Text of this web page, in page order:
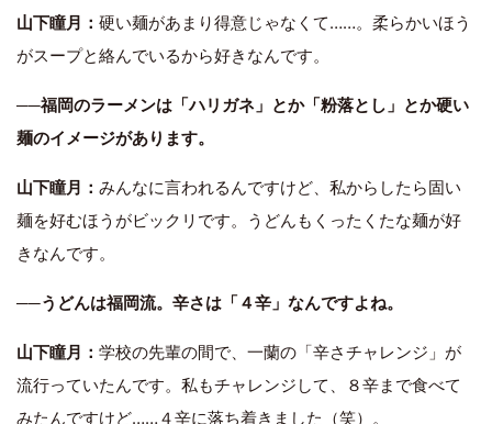
山下瞳月： 硬い麺があまり得意じゃなくて……。柔らかいほう
がスープと絡んでいるから好きなんです。
──福岡のラーメンは「ハリガネ」とか「粉落とし」とか硬い
麺のイメージがあります。
山下瞳月： みんなに言われるんですけど、私からしたら固い
麺を好むほうがビックリです。うどんもくったくたな麺が好
きなんです。
──うどんは福岡流。辛さは「４辛」なんですよね。
山下瞳月： 学校の先輩の間で、一蘭の「辛さチャレンジ」が
流行っていたんです。私もチャレンジして、８辛まで食べて
みたんですけど……４辛に落ち着きました（笑）。